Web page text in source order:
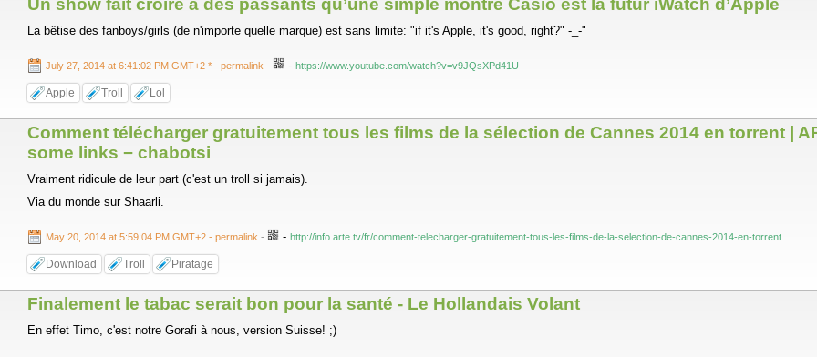
Un show fait croire à des passants qu’une simple montre Casio est la futur iWatch d’Apple
La bêtise des fanboys/girls (de n'importe quelle marque) est sans limite: "if it's Apple, it's good, right?" -_-"
July 27, 2014 at 6:41:02 PM GMT+2 * - permalink - - https://www.youtube.com/watch?v=v9JQsXPd41U
Apple Troll Lol
Comment télécharger gratuitement tous les films de la sélection de Cannes 2014 en torrent |
some links − chabotsi
Vraiment ridicule de leur part (c'est un troll si jamais).
Via du monde sur Shaarli.
May 20, 2014 at 5:59:04 PM GMT+2 - permalink - - http://info.arte.tv/fr/comment-telecharger-gratuitement-tous-les-films-de-la-selection-de-cannes-2014-en-torrent
Download Troll Piratage
Finalement le tabac serait bon pour la santé - Le Hollandais Volant
En effet Timo, c'est notre Gorafi à nous, version Suisse! ;)